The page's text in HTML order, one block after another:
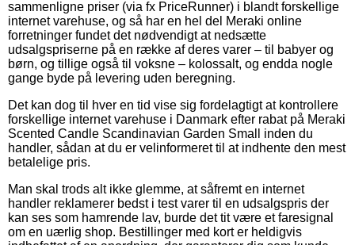
sammenligne priser (via fx PriceRunner) i blandt forskellige
internet varehuse, og så har en hel del Meraki online
forretninger fundet det nødvendigt at nedsætte
udsalgspriserne på en række af deres varer – til babyer og
børn, og tillige også til voksne – kolossalt, og endda nogle
gange byde på levering uden beregning.
Det kan dog til hver en tid vise sig fordelagtigt at kontrollere
forskellige internet varehuse i Danmark efter rabat på Meraki
Scented Candle Scandinavian Garden Small inden du
handler, sådan at du er velinformeret til at indhente den mest
betalelige pris.
Man skal trods alt ikke glemme, at såfremt en internet
handler reklamerer bedst i test varer til en udsalgspris der
kan ses som hamrende lav, burde det tit være et faresignal
om en uærlig shop. Bestillinger med kort er heldigvis